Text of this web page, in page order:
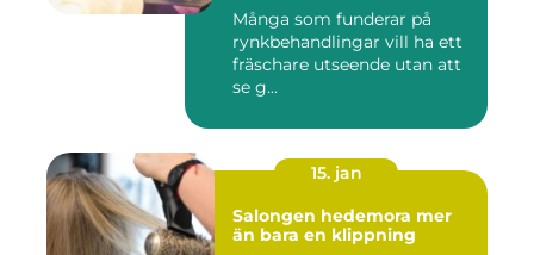
Många som funderar på
rynkbehandlingar vill ha ett
fräschare utseende utan att
se g...
15. jan
Salongen hedemora mer
än bara en klippning